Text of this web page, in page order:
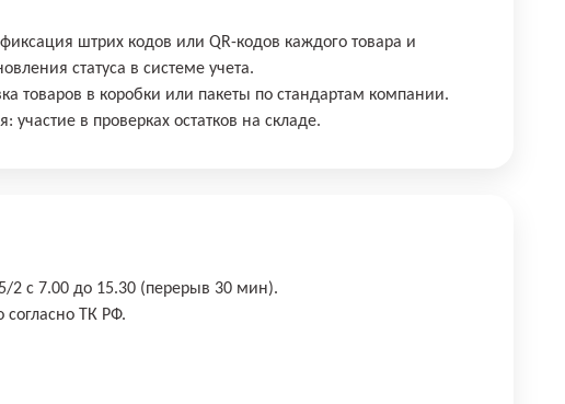
штрих кодов или QR-кодов каждого товара и
статуса в системе учета.
товаров в коробки или пакеты по стандартам компании.
участие в проверках остатков на складе.
2 с 7.00 до 15.30 (перерыв 30 мин).
согласно ТК РФ.